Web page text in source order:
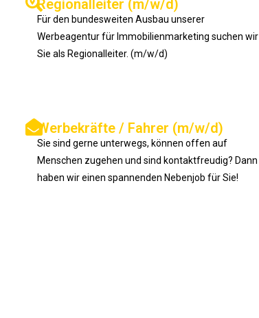
Regionalleiter (m/w/d)
Für den bundesweiten Ausbau unserer
Werbeagentur für Immobilienmarketing suchen wir
Sie als Regionalleiter. (m/w/d)
Werbekräfte / Fahrer (m/w/d)
Sie sind gerne unterwegs, können offen auf
Menschen zugehen und sind kontaktfreudig? Dann
haben wir einen spannenden Nebenjob für Sie!